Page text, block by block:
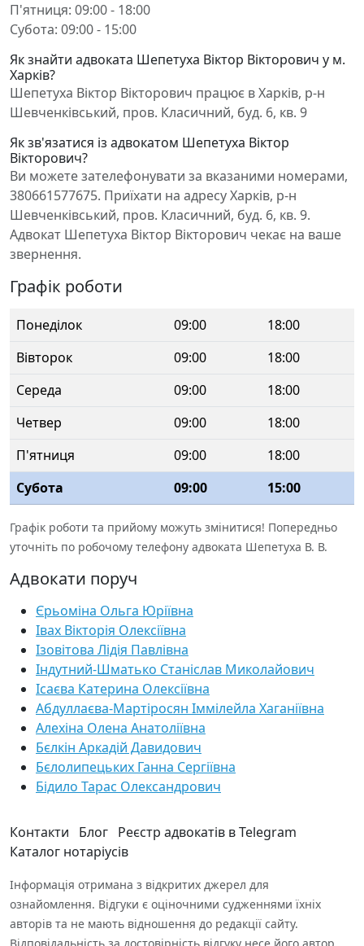
П'ятниця: 09:00 - 18:00
Субота: 09:00 - 15:00
Як знайти адвоката Шепетуха Віктор Вікторович у м.
Харків?
Шепетуха Віктор Вікторович працює в Харків, р-н
Шевченківський, пров. Класичний, буд. 6, кв. 9
Як зв'язатися із адвокатом Шепетуха Віктор
Вікторович?
Ви можете зателефонувати за вказаними номерами,
380661577675. Приїхати на адресу Харків, р-н
Шевченківський, пров. Класичний, буд. 6, кв. 9.
Адвокат Шепетуха Віктор Вікторович чекає на ваше
звернення.
Графік роботи
Понеділок 09:00
18:00
Вівторок
09:00
18:00
Середа
09:00
18:00
Четвер
09:00
18:00
П'ятниця
09:00
18:00
Субота
09:00 15:00
Графік роботи та прийому можуть змінитися! Попередньо
уточніть по робочому телефону адвоката Шепетуха В. В.
Адвокати поруч
Єрьоміна Ольга Юріївна
Івах Вікторія Олексіївна
Ізовітова Лідія Павлівна
Індутний-Шматько Станіслав Миколайович
Ісаєва Катерина Олексіївна
Абдуллаєва-Мартіросян Іммілейла Хаганіївна
Алехіна Олена Анатоліївна
Бєлкін Аркадій Давидович
Бєлолипецьких Ганна Сергіївна
Бідило Тарас Олександрович
Контакти Блог Реєстр адвокатів в Telegram
Каталог нотаріусів
Інформація отримана з відкритих джерел для
ознайомлення. Відгуки є оціночними судженнями їхніх
авторів та не мають відношення до редакції сайту.